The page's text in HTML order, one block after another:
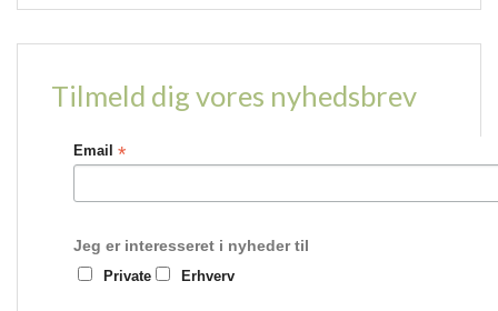
Tilmeld dig vores nyhedsbrev
Email *
Jeg er interesseret i nyheder til
Private Erhverv